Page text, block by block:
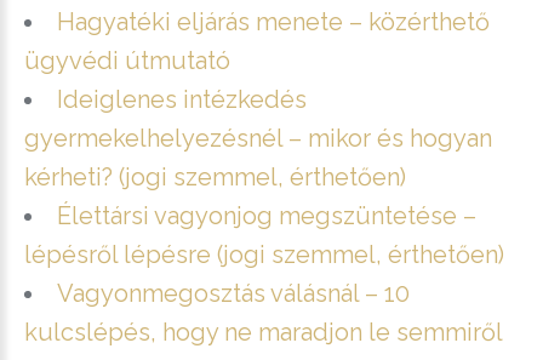
Hagyatéki eljárás menete – közérthető
ügyvédi útmutató
Ideiglenes intézkedés
gyermekelhelyezésnél – mikor és hogyan
kérheti? (jogi szemmel, érthetően)
Élettársi vagyonjog megszüntetése –
lépésről lépésre (jogi szemmel, érthetően)
Vagyonmegosztás válásnál – 10
kulcslépés, hogy ne maradjon le semmiről